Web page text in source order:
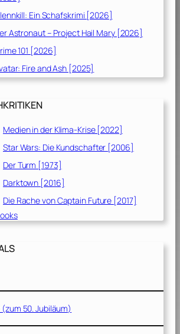
Ein Schafskrimi [2026]
Astronaut – Project Hail Mary [2026]
101 [2026]
Fire and Ash [2025]
Medien in der Klima-Krise [2022]
Star Wars: Die Kundschafter [2006]
Der Turm [1973]
Darktown [2016]
Die Rache von Captain Future [2017]
(zum 50. Jubiläum)